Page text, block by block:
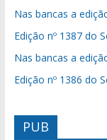
Nas bancas a
Edição nº 1387 do
Nas bancas a
Edição nº 1386 do
PUB